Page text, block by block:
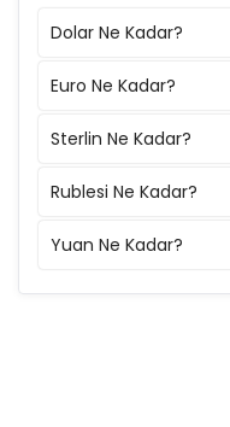
Dolar Ne Kadar?
Euro Ne Kadar?
Sterlin Ne Kadar?
Rublesi Ne Kadar?
Yuan Ne Kadar?